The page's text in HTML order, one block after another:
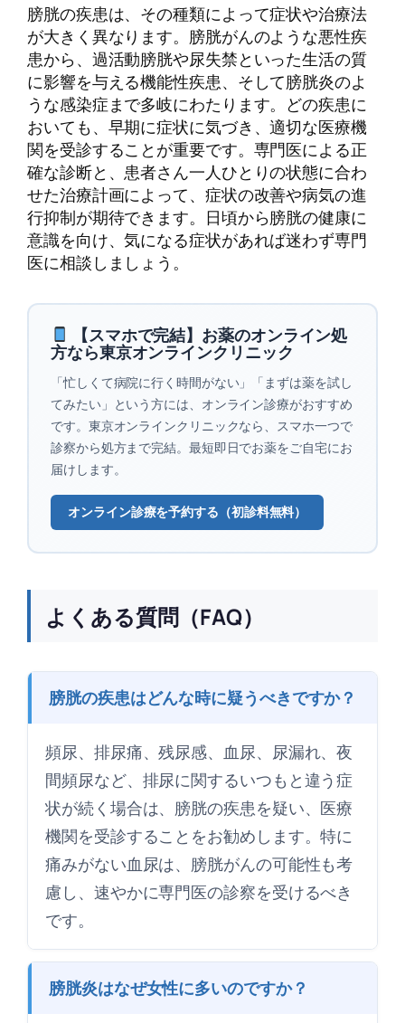
膀胱の疾患は、その種類によって症状や治療法
が大きく異なります。膀胱がんのような悪性疾
患から、過活動膀胱や尿失禁といった生活の質
に影響を与える機能性疾患、そして膀胱炎のよ
うな感染症まで多岐にわたります。どの疾患に
おいても、早期に症状に気づき、適切な医療機
関を受診することが重要です。専門医による正
確な診断と、患者さん一人ひとりの状態に合わ
せた治療計画によって、症状の改善や病気の進
行抑制が期待できます。日頃から膀胱の健康に
意識を向け、気になる症状があれば迷わず専門
医に相談しましょう。
【スマホで完結】お薬のオンライン処
方なら東京オンラインクリニック
「忙しくて病院に行く時間がない」「まずは薬を試し
てみたい」という方には、オンライン診療がおすすめ
です。東京オンラインクリニックなら、スマホ一つで
診察から処方まで完結。最短即日でお薬をご自宅にお
届けします。
オンライン診療を予約する（初診料無料）
よくある質問（FAQ）
膀胱の疾患はどんな時に疑うべきですか？
頻尿、排尿痛、残尿感、血尿、尿漏れ、夜
間頻尿など、排尿に関するいつもと違う症
状が続く場合は、膀胱の疾患を疑い、医療
機関を受診することをお勧めします。特に
痛みがない血尿は、膀胱がんの可能性も考
慮し、速やかに専門医の診察を受けるべき
です。
膀胱炎はなぜ女性に多いのですか？